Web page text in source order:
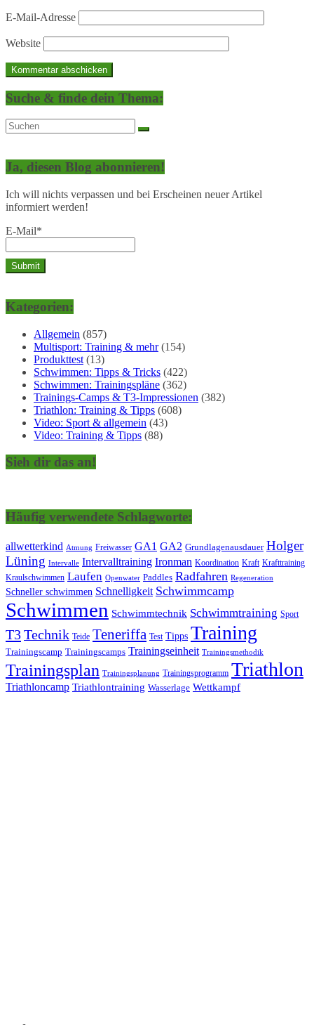
E-Mail-Adresse
Website
Suche & finde dein Thema:
Ja, diesen Blog abonnieren!
Ich will nichts verpassen und bei Erscheinen neuer Artikel
informiert werden!
E-Mail*
Kategorien:
Allgemein (857)
Multisport: Training & mehr(154)
Produkttest (13)
Schwimmen: Tipps & Tricks (422)
Schwimmen: Trainingspläne (362)
Trainings-Camps & T3-Impressionen (382)
Triathlon: Training & Tipps (608)
Video: Sport & allgemein (43)
Video: Training & Tipps (88)
Sieh dir das an!
Häufig verwendete Schlagworte:
allwetterkind Atmung Freiwasser GA1 GA2 Grundlagenausdauer Holger
Lüning Intervalle Intervalltraining Ironman Koordination Kraft Krafttraining
Kraulschwimmen Laufen Openwater Paddles Radfahren Regeneration
Schneller schwimmen Schnelligkeit Schwimmcamp
Schwimmen Schwimmtechnik Schwimmtraining Sport
T3Technik Teide Teneriffa Test Tipps Training
Trainingscamp Trainingscamps Trainingseinheit Trainingsmethodik
Trainingsplan Trainingsplanung Trainingsprogramm Triathlon
Triathloncamp Triathlontraining Wasserlage Wettkampf